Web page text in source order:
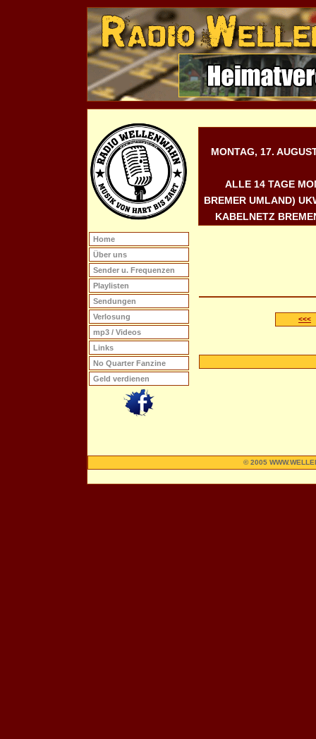
Home
Über uns
Sender u. Frequenzen
Playlisten
Sendungen
Verlosung
mp3 / Videos
Links
No Quarter Fanzine
Geld verdienen
MONTAG, 17.
ALLE 14 TAGE
REMER UMLAND)
ABELNETZ
<<<
© 2005